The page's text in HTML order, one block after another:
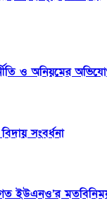
ও অনিয়মের
সংবর্ধনা
ইউএনও’র